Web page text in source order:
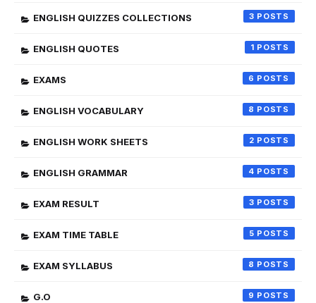
ENGLISH QUIZZES COLLECTIONS 3
ENGLISH QUOTES 1
EXAMS 6
ENGLISH VOCABULARY 8
ENGLISH WORK SHEETS 2
ENGLISH GRAMMAR 4
EXAM RESULT 3
EXAM TIME TABLE 5
EXAM SYLLABUS 8
G.O 9